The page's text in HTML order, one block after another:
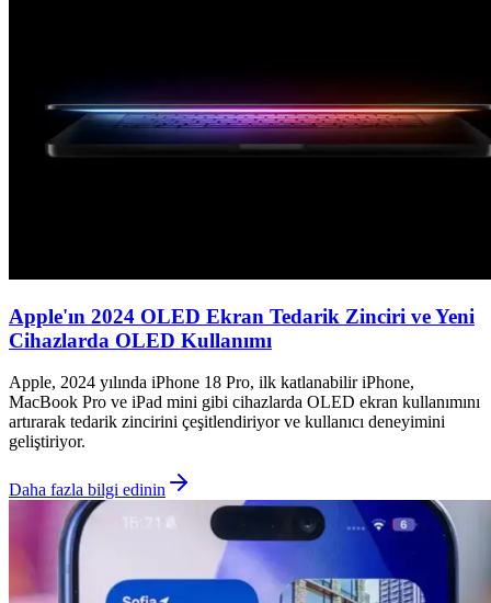
Apple'ın 2024 OLED Ekran Tedarik Zinciri ve Yeni
Cihazlarda OLED Kullanımı
Apple, 2024 yılında iPhone 18 Pro, ilk katlanabilir iPhone,
MacBook Pro ve iPad mini gibi cihazlarda OLED ekran kullanımını
artırarak tedarik zincirini çeşitlendiriyor ve kullanıcı deneyimini
geliştiriyor.
Daha fazla bilgi edinin